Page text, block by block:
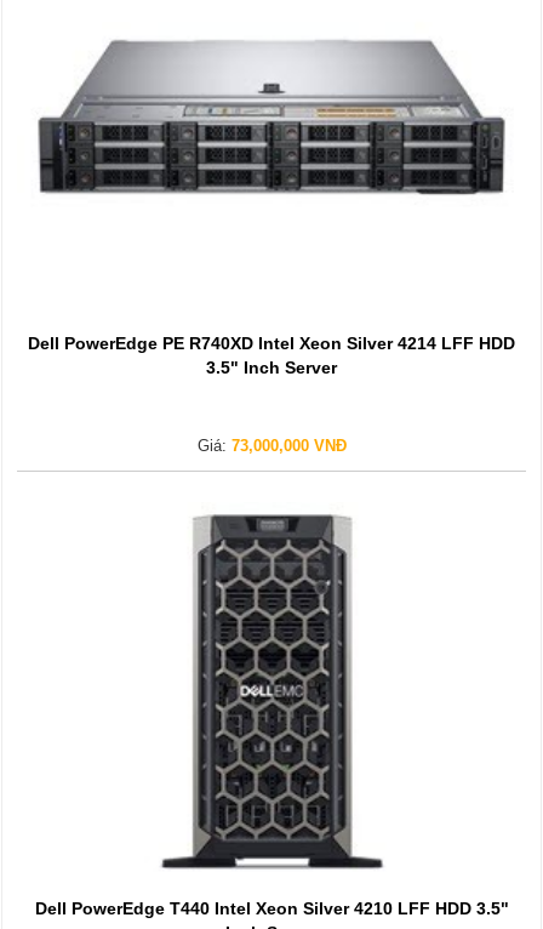
Dell PowerEdge PE R740XD Intel Xeon Silver 4214 LFF HDD
3.5" Inch Server
Giá: 73,000,000 VNĐ
Dell PowerEdge T440 Intel Xeon Silver 4210 LFF HDD 3.5"